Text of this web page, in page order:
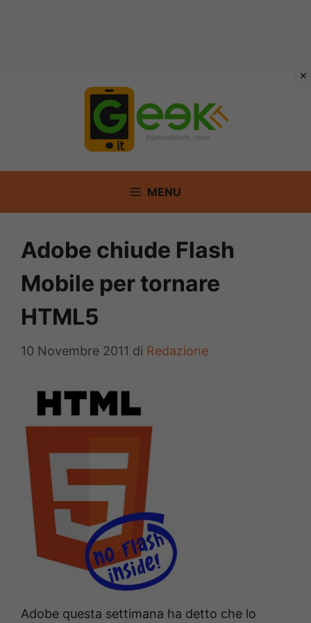
MENU
Adobe chiude Flash
Mobile per tornare
HTML5
10 Novembre 2011 di Redazione
Adobe questa settimana ha detto che lo